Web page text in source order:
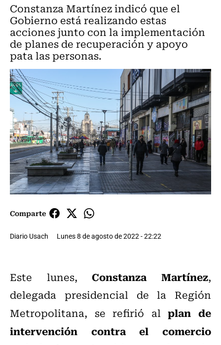
Constanza Martínez indicó que el
Gobierno está realizando estas
acciones junto con la implementación
de planes de recuperación y apoyo
pata las personas.
Comparte
Diario Usach Lunes 8 de agosto de 2022 - 22:22
Este lunes,Constanza Martínez,
delegada presidencial de la Región
Metropolitana, se refirió alplan de
intervención contra el comercio